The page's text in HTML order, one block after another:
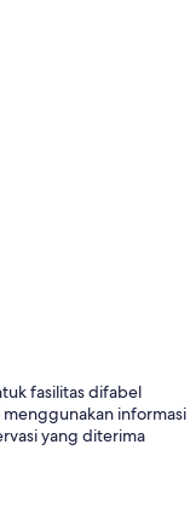
fasilitas difabel
informasi
yang diterima